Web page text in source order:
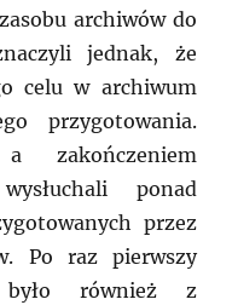
archiwów do
jednak, że
celu w archiwum
przygotowania.
zakończeniem
ponad
przez
Po raz pierwszy
również z